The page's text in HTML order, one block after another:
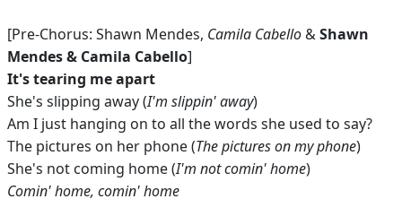
[Pre-Chorus: Shawn Mendes, Camila Cabello&Shawn
Mendes & Camila Cabello]
It's tearing me apart
She's slipping away (I'm slippin' away)
Am I just hanging on to all the words she used to say?
The pictures on her phone (The pictures on my phone)
She's not coming home (I'm not comin' home)
Comin' home, comin' home